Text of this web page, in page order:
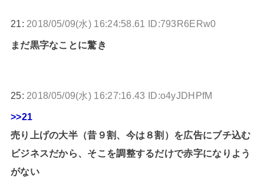
21: 2018/05/09(水) 16:24:58.61 ID:793R6ERw0
まだ黒字なことに驚き
25: 2018/05/09(水) 16:27:16.43 ID:o4yJDHPfM
>>21
売り上げの大半（昔９割、今は８割）を広告にブチ込む
ビジネスだから、そこを調整するだけで赤字になりよう
がない